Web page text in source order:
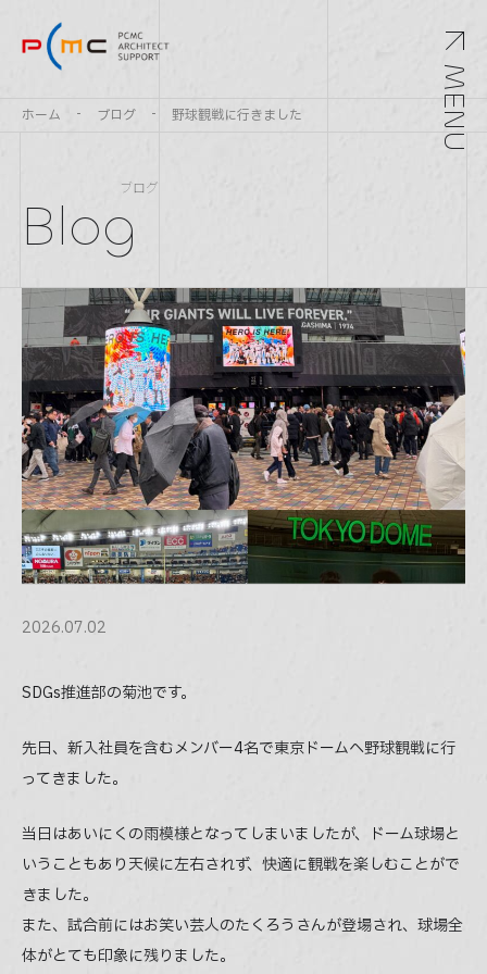
Service サービス
Archivements 実績紹介
Company 会社情報
Blog
Faq よくある質問
Contact 問い合わせ
03-5366-3567
MENU
ホーム ブログ 野球観戦に行きました
Blog
ブログ
2026.07.02
SDGs推進部の菊池です。
先日、新入社員を含むメンバー4名で東京ドームへ野球観戦に行
ってきました。
当日はあいにくの雨模様となってしまいましたが、ドーム球場と
いうこともあり天候に左右されず、快適に観戦を楽しむことがで
きました。
また、試合前にはお笑い芸人のたくろうさんが登場され、球場全
体がとても印象に残りました。